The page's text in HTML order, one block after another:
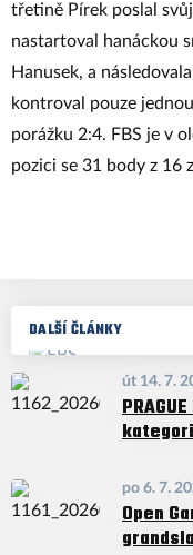
DALŠÍ ČLÁNKY
út 14. 7.
po 6. 7.
Open
třetině Pírek poslal
nastartoval hanáckou
Hanusek, a
kontroval pouze
porážku 2:4. FBS je v
pozici se 31 body z 16